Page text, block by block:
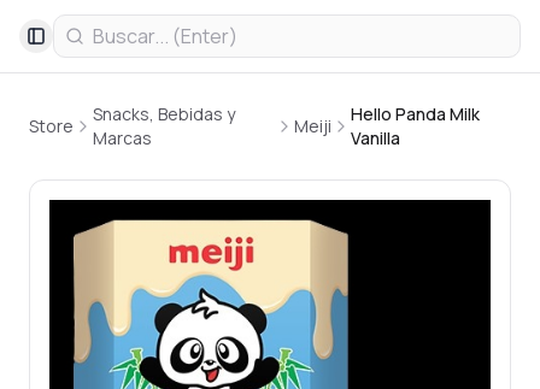
Toggle Sidebar
Store
Snacks, Bebidas y
Marcas
Meiji
Hello Panda Milk
Vanilla